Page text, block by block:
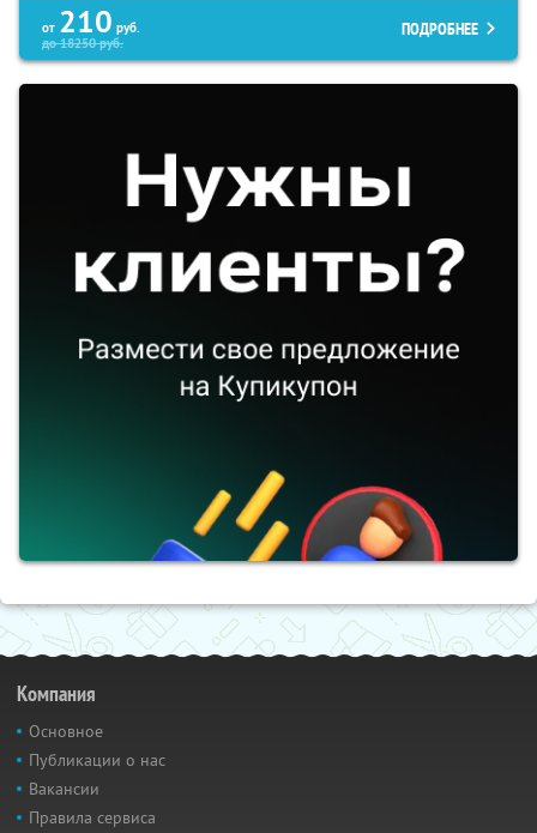
от 210 руб.
до18250руб.
ПОДРОБНЕЕ
Компания
Основное
Публикации о нас
Вакансии
Правила сервиса